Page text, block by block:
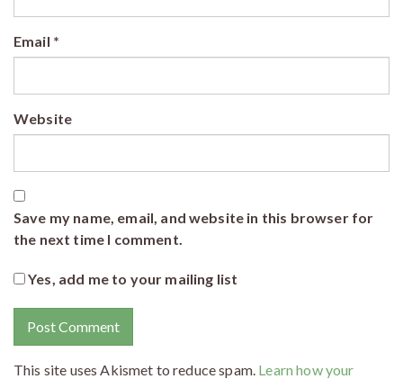
Email *
Website
Save my name, email, and website in this browser for
the next time I comment.
Yes, add me to your mailing list
This site uses Akismet to reduce spam. Learn how your